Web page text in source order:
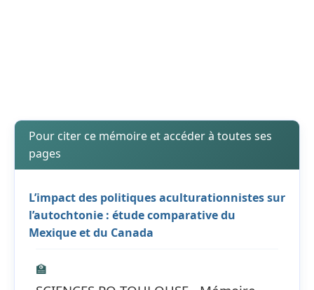
Pour citer ce mémoire et accéder à toutes ses
pages
L’impact des politiques aculturationnistes sur
l’autochtonie : étude comparative du
Mexique et du Canada
🏫